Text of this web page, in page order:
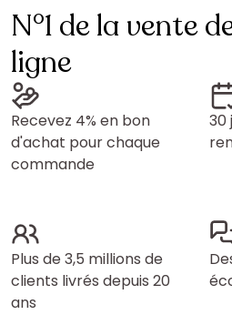
N°1 de la vente
ligne
Recevez 4% en bon
d'achat pour chaque
commande
30
Plus de 3,5 millions de
clients livrés depuis 20
ans